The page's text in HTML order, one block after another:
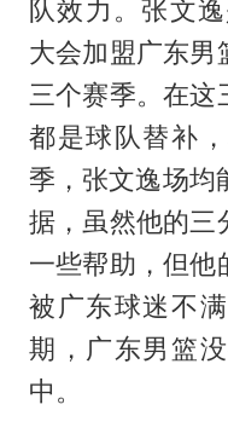
队效力。张文
大会加盟广东男
三个赛季。在这
都是球队替补
季，张文逸场均
据，虽然他的三
一些帮助，但他
被广东球迷不
期，广东男篮
中。